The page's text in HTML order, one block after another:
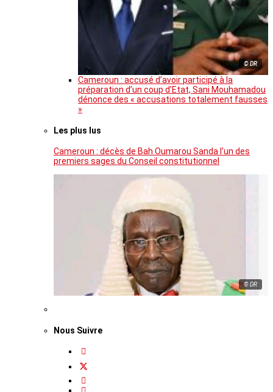
© DR
Cameroun : accusé d’avoir participé à la
préparation d’un coup d’Etat, Sani Mouhamadou
dénonce des « accusations totalement fausses
»
Les plus lus
Cameroun : décès de Bah Oumarou Sanda l’un des
premiers sages du Conseil constitutionnel
© DR
Nous Suivre